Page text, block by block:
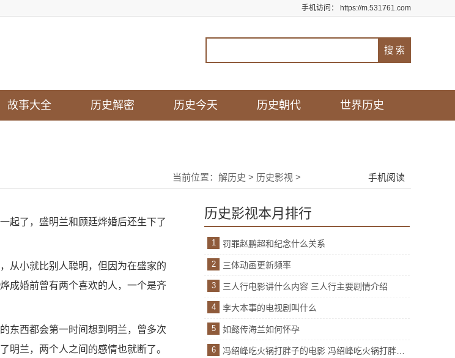
手机访问： https://m.531761.com
故事大全 历史解密 历史今天 历史朝代 世界历史
当前位置： 解历史 > 历史影视 > 手机阅读
起了，盛明兰和顾廷烨婚后还生下了
从小就比别人聪明，但因为在盛家的
成婚前曾有两个喜欢的人，一个是齐
东西都会第一时间想到明兰，曾多次
明兰，两个人之间的感情也就断了。
历史影视本月排行
1 罚罪赵鹏超和纪念什么关系
2 三体动画更新频率
3 三人行电影讲什么内容 三人行主要剧情介绍
4 李大本事的电视剧叫什么
5 如懿传海兰如何怀孕
6